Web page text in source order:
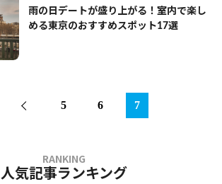
雨の日デートが盛り上がる！室内で楽し
める東京のおすすめスポット17選
5 6 7
人気記事ランキング